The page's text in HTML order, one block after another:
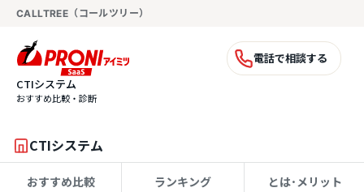
CALLTREE（コールツリー）
電話で相談する
CTIシステム
おすすめ比較・診断
CTIシステム
おすすめ比較 ランキング とは･メリット